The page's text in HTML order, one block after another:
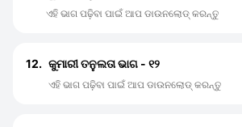
ଏହି ଭାଗ ପଢ଼ିବା ପାଇଁ ଆପ ଡାଉନଲୋଡ୍ କରନ୍ତୁ
12. କୁମାରୀ ତନୁଲତା ଭାଗ - ୧୨
ଏହି ଭାଗ ପଢ଼ିବା ପାଇଁ ଆପ ଡାଉନଲୋଡ୍ କରନ୍ତୁ